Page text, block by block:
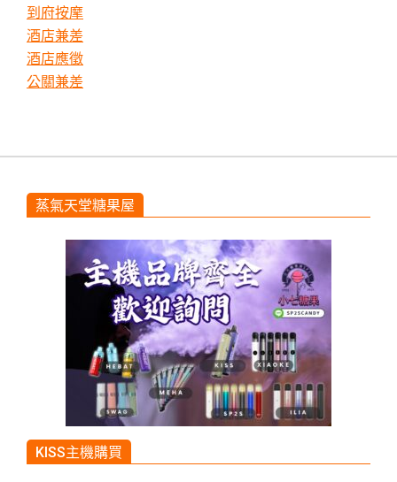
到府按摩
酒店兼差
酒店應徵
公關兼差
蒸氣天堂糖果屋
KISS主機購買